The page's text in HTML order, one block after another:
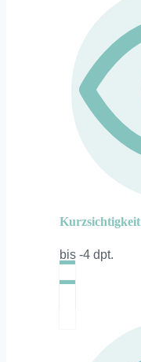
Kurzsichtigkeit
bis -4 dpt.